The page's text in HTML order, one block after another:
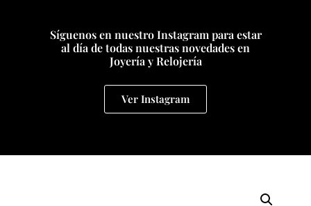
Síguenos en nuestro Instagram para estar
al día de todas nuestras novedades en
Joyería y Relojería
Ver Instagram